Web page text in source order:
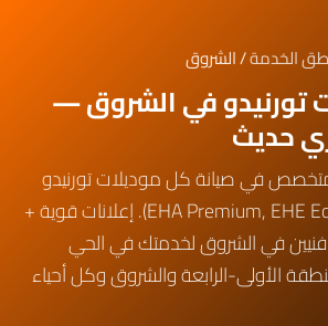
الخدمة/ الشروق
تورنيدو في الشروق —
حديث
في صيانة كل موديلات تورنيدو
(EHA Premium, EHE Eco, TGA Gas, Solar). إعلانات قوية +
موديلات Digital. 2 فنيين في الشروق لخدمتك في الحي
الأولى-الرابعة والشروق وكل أحياء